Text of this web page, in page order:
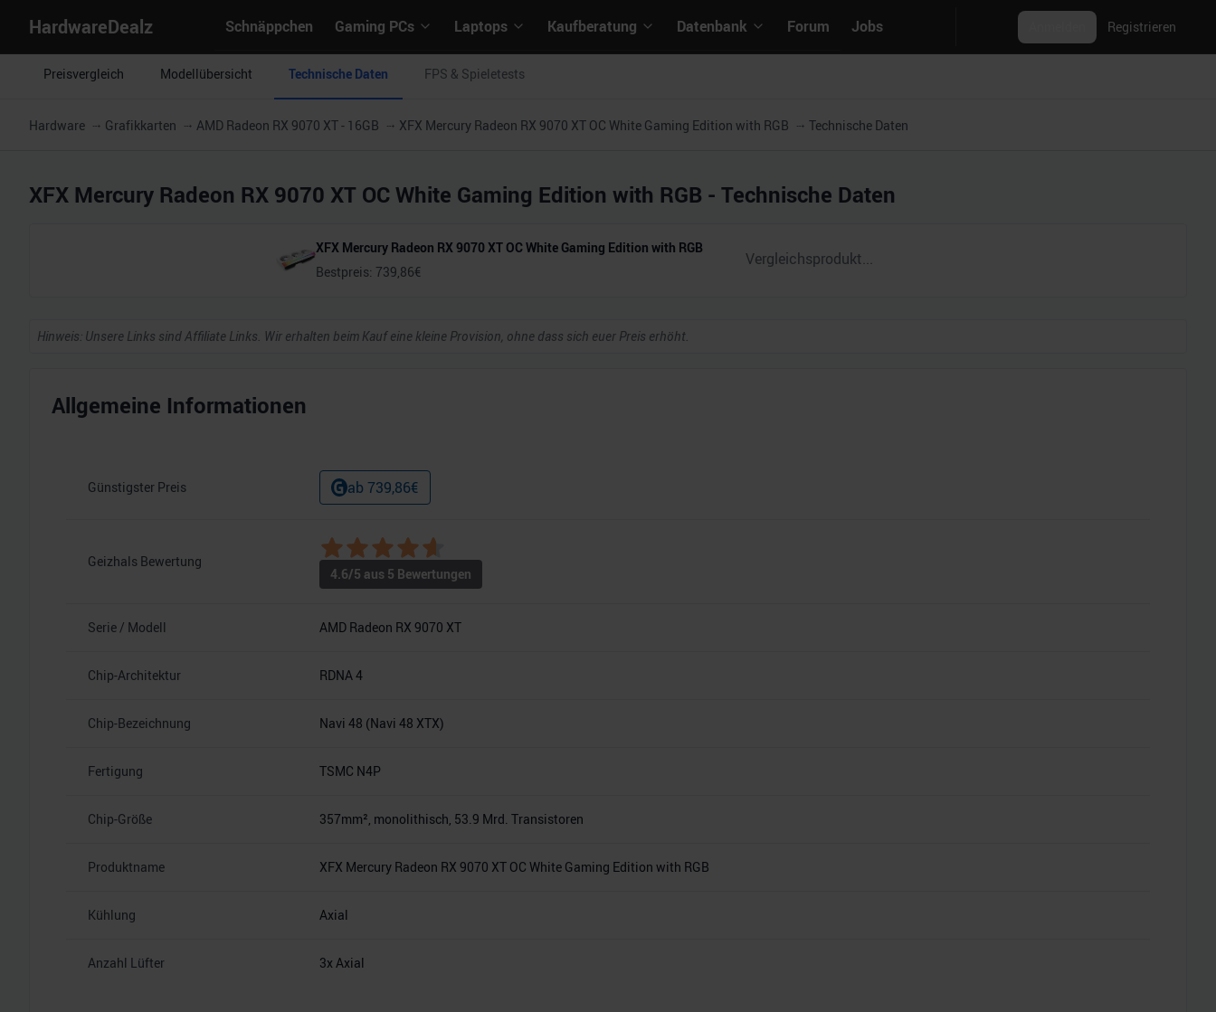
HardwareDealz Schnäppchen Gaming PCs Laptops Kaufberatung Datenbank Forum Jobs Registrieren
Preisvergleich Modellübersicht Technische Daten FPS & Spieletests
Hardware Grafikkarten AMD Radeon RX 9070 XT - 16GB XFX Mercury Radeon RX 9070 XT OC White Gaming Edition with RGB Technische Daten
XFX Mercury Radeon RX 9070 XT OC White Gaming Edition with RGB - Technische Daten
XFX Mercury Radeon RX 9070 XT OC White Gaming Edition with RGB
Bestpreis: 739,86€
Hinweis: Unsere Links sind Affiliate Links. Wir erhalten beim Kauf eine kleine Provision, ohne dass sich euer Preis erhöht.
Allgemeine Informationen
Günstigster Preis ab 739,86€
Geizhals Bewertung
4.6/5 aus 5 Bewertungen
Serie / Modell AMD Radeon RX 9070 XT
Chip-Architektur RDNA 4
Chip-Bezeichnung Navi 48 (Navi 48 XTX)
Fertigung TSMC N4P
Chip-Größe 357mm², monolithisch, 53.9 Mrd. Transistoren
Produktname XFX Mercury Radeon RX 9070 XT OC White Gaming Edition with RGB
Kühlung Axial
Anzahl Lüfter 3x Axial